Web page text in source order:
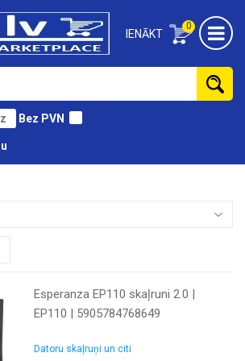
0
IENĀKT
Bez PVN
Esperanza EP110 skaļruni 2.0 |
EP110 | 5905784768649
Datoru skaļruņi un citi